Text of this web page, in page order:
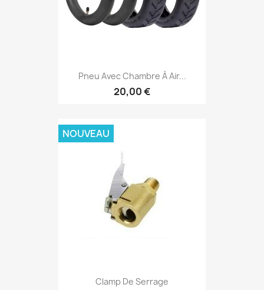
Pneu Avec Chambre À Air...
20,00 €
Clamp De Serrage
NOUVEAU